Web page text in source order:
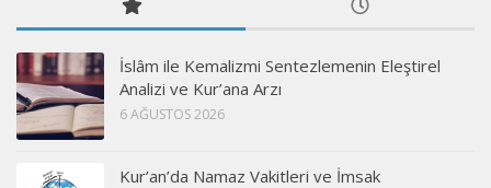
İslâm ile Kemalizmi Sentezlemenin Eleştirel
Analizi ve Kur’ana Arzı
6 AĞUSTOS 2026
Kur’an’da Namaz Vakitleri ve İmsak